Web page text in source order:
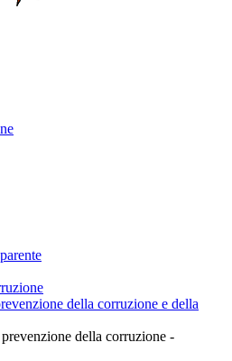
della corruzione e della
della corruzione -